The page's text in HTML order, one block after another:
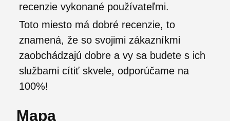
recenzie vykonané používateľmi.
Toto miesto má dobré recenzie, to
znamená, že so svojimi zákazníkmi
zaobchádzajú dobre a vy sa budete s ich
službami cítiť skvele, odporúčame na
100%!
Mapa